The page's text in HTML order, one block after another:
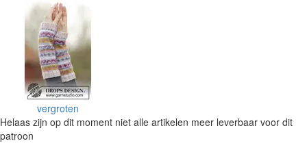
vergroten
Helaas zijn op dit moment niet alle artikelen meer leverbaar voor dit
patroon